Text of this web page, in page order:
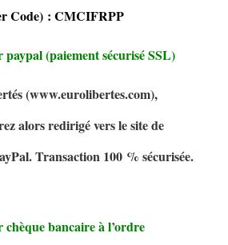
Code) : CMCIFRPP
(paiement sécurisé SSL)
(www.eurolibertes.com),
alors redirigé vers le site de
Transaction 100 % sécurisée.
bancaire à l’ordre